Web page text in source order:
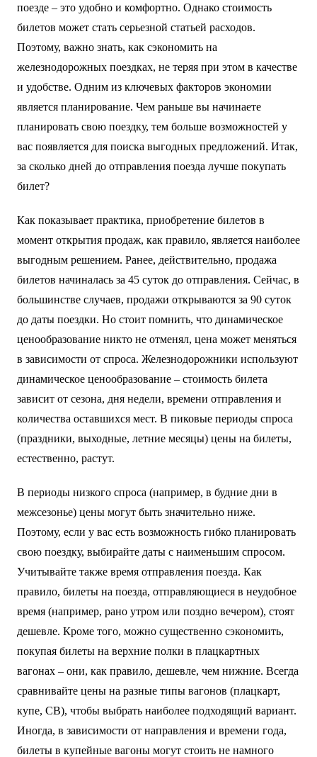
поезде – это удобно и комфортно. Однако стоимость
билетов может стать серьезной статьей расходов.
Поэтому, важно знать, как сэкономить на
железнодорожных поездках, не теряя при этом в качестве
и удобстве. Одним из ключевых факторов экономии
является планирование. Чем раньше вы начинаете
планировать свою поездку, тем больше возможностей у
вас появляется для поиска выгодных предложений. Итак,
за сколько дней до отправления поезда лучше покупать
билет?
Как показывает практика, приобретение билетов в
момент открытия продаж, как правило, является наиболее
выгодным решением. Ранее, действительно, продажа
билетов начиналась за 45 суток до отправления. Сейчас, в
большинстве случаев, продажи открываются за 90 суток
до даты поездки. Но стоит помнить, что динамическое
ценообразование никто не отменял, цена может меняться
в зависимости от спроса. Железнодорожники используют
динамическое ценообразование – стоимость билета
зависит от сезона, дня недели, времени отправления и
количества оставшихся мест. В пиковые периоды спроса
(праздники, выходные, летние месяцы) цены на билеты,
естественно, растут.
В периоды низкого спроса (например, в будние дни в
межсезонье) цены могут быть значительно ниже.
Поэтому, если у вас есть возможность гибко планировать
свою поездку, выбирайте даты с наименьшим спросом.
Учитывайте также время отправления поезда. Как
правило, билеты на поезда, отправляющиеся в неудобное
время (например, рано утром или поздно вечером), стоят
дешевле. Кроме того, можно существенно сэкономить,
покупая билеты на верхние полки в плацкартных
вагонах – они, как правило, дешевле, чем нижние. Всегда
сравнивайте цены на разные типы вагонов (плацкарт,
купе, СВ), чтобы выбрать наиболее подходящий вариант.
Иногда, в зависимости от направления и времени года,
билеты в купейные вагоны могут стоить не намного